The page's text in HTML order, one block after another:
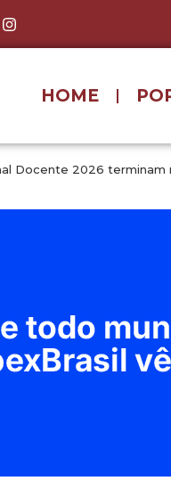
HOME
Docente 2026 terminam